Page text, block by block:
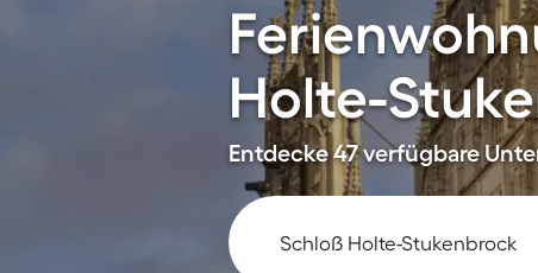
Holte-
Entdecke 47 verfügbare